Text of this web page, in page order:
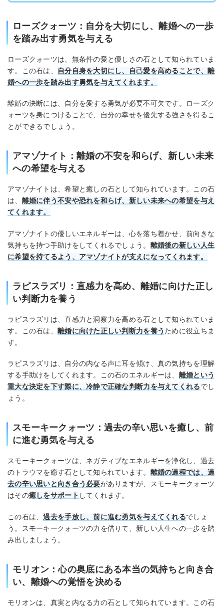
ローズクォーツ：自分を大切にし、離婚への一歩
を踏み出す勇気を与える
ローズクォーツは、無条件の愛と優しさの石として知られていま
す。この石は、
自分自身を大切にし、自己愛を高めることで、離
婚への一歩を踏み出す勇気を与えてくれます。
離婚の決断には、自分を愛する勇気が必要不可欠です。ローズク
ォーツを身につけることで、自分の幸せを優先する強さを得るこ
とができるでしょう。
アマゾナイト：離婚の不安を和らげ、新しい未来
への希望を与える
アマゾナイトは、希望と癒しの石として知られています。この石
は、 離婚に伴う不安や恐れを和らげ、新しい未来への希望を与え
てくれます。
アマゾナイトの優しいエネルギーは、心を落ち着かせ、前向きな
気持ちを持つ手助けをしてくれるでしょう。 離婚後の新しい人生
に希望を持てるよう、アマゾナイトが支えになってくれます。
ラピスラズリ：直感力を高め、離婚に向けた正し
い判断力を養う
ラピスラズリは、直感力と洞察力を高める石として知られていま
す。この石は、 離婚に向けた正しい判断力を養う ために役立ちま
す。
ラピスラズリは、自分の内なる声に耳を傾け、真の気持ちを理解
する手助けをしてくれます。この石のエネルギーは、 離婚という
重大な決定を下す際に、冷静で正確な判断力を与えてくれるでし
ょう。
スモーキークォーツ：過去の辛い思いを癒し、前
に進む勇気を与える
スモーキークォーツは、ネガティブなエネルギーを浄化し、過去
のトラウマを癒す石として知られています。 離婚の過程では、過
去の辛い思いと向き合う必要がありますが、スモーキークォーツ
はその癒しをサポート してくれます。
この石は、過去を手放し、前に進む勇気を与えてくれるでしょ
う。スモーキークォーツの力を借りて、新しい人生への一歩を踏
み出しましょう。
モリオン：心の奥底にある本当の気持ちと向き合
い、離婚への覚悟を決める
モリオンは、真実と内なる力の石として知られています。この石